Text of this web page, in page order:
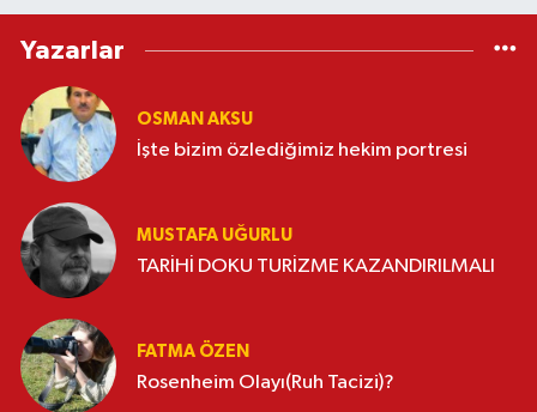
Yazarlar
OSMAN AKSU
İşte bizim özlediğimiz hekim portresi
MUSTAFA UĞURLU
TARİHİ DOKU TURİZME KAZANDIRILMALI
FATMA ÖZEN
Rosenheim Olayı(Ruh Tacizi)?